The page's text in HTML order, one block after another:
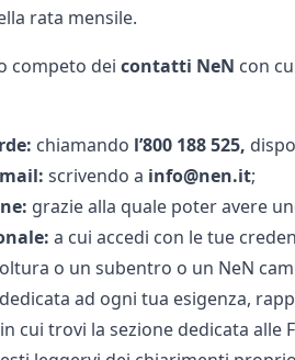
rata mensile.
competo dei contatti NeN con
chiamando l’800 188 525,
scrivendo a info@nen.it;
grazie alla quale poter avere
a cui accedi con le tue
o un subentro o un NeN
dedicata ad ogni tua esigenza,
in cui trovi la sezione dedicata alle